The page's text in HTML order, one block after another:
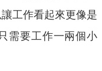
工作看起來更像是
需要工作一兩個小